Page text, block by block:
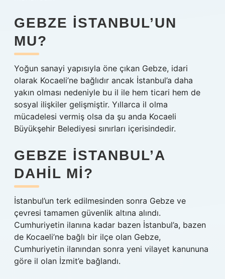
GEBZE İSTANBUL’UN
MU?
Yoğun sanayi yapısıyla öne çıkan Gebze, idari
olarak Kocaeli’ne bağlıdır ancak İstanbul’a daha
yakın olması nedeniyle bu il ile hem ticari hem de
sosyal ilişkiler gelişmiştir. Yıllarca il olma
mücadelesi vermiş olsa da şu anda Kocaeli
Büyükşehir Belediyesi sınırları içerisindedir.
GEBZE İSTANBUL’A
DAHIL MI?
İstanbul’un terk edilmesinden sonra Gebze ve
çevresi tamamen güvenlik altına alındı.
Cumhuriyetin ilanına kadar bazen İstanbul’a, bazen
de Kocaeli’ne bağlı bir ilçe olan Gebze,
Cumhuriyetin ilanından sonra yeni vilayet kanununa
göre il olan İzmit’e bağlandı.